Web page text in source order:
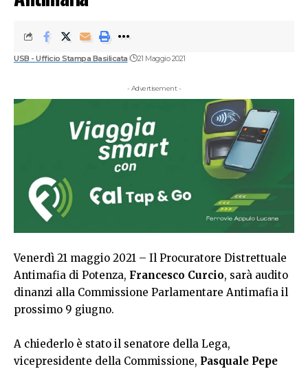
USB - Ufficio Stampa Basilicata 21 Maggio 2021
- Advertisement -
Venerdì 21 maggio 2021 – Il Procuratore Distrettuale
Antimafia di Potenza, Francesco Curcio, sarà audito
dinanzi alla Commissione Parlamentare Antimafia il
prossimo 9 giugno.
A chiederlo è stato il senatore della Lega,
vicepresidente della Commissione, Pasquale Pepe